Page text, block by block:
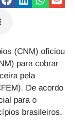
(CNM) oficiou
para cobrar
pela
De acordo
para o
brasileiros.